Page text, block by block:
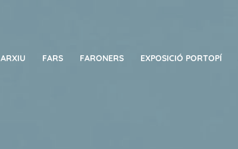
ARXIU FARS FARONERS EXPOSICIÓ PORTOPÍ